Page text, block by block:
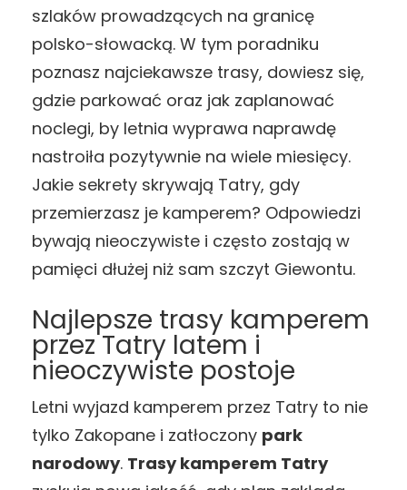
szlaków prowadzących na granicę
polsko-słowacką. W tym poradniku
poznasz najciekawsze trasy, dowiesz się,
gdzie parkować oraz jak zaplanować
noclegi, by letnia wyprawa naprawdę
nastroiła pozytywnie na wiele miesięcy.
Jakie sekrety skrywają Tatry, gdy
przemierzasz je kamperem? Odpowiedzi
bywają nieoczywiste i często zostają w
pamięci dłużej niż sam szczyt Giewontu.
Najlepsze trasy kamperem
przez Tatry latem i
nieoczywiste postoje
Letni wyjazd kamperem przez Tatry to nie
tylko Zakopane i zatłoczony park
narodowy. Trasy kamperem Tatry